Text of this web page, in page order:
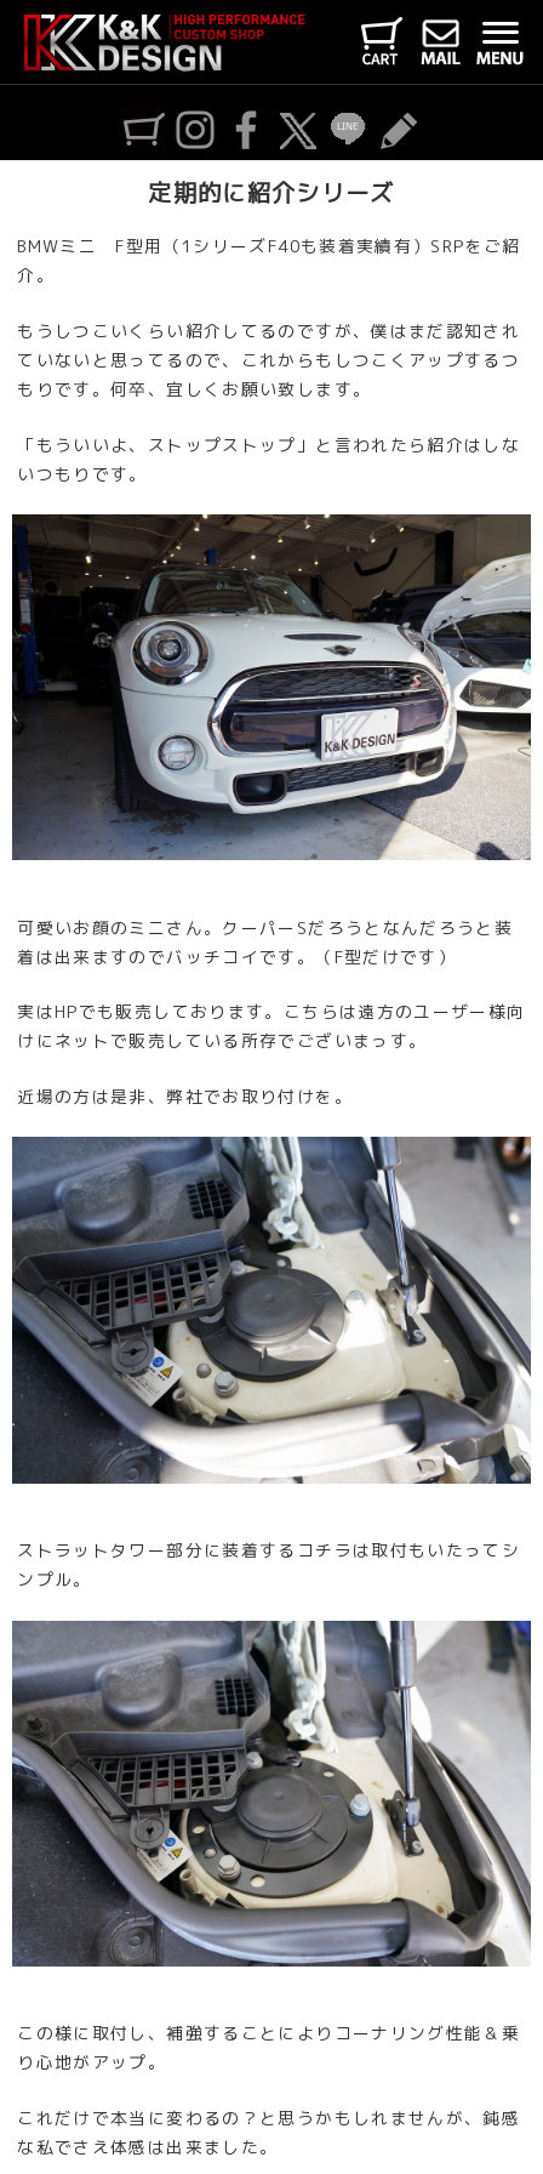
定期的に紹介シリーズ
BMWミニ F型用（1シリーズF40も装着実績有）SRPをご紹
介。
もうしつこいくらい紹介してるのですが、僕はまだ認知され
ていないと思ってるので、これからもしつこくアップするつ
もりです。何卒、宜しくお願い致します。
「もういいよ、ストップストップ」と言われたら紹介はしな
いつもりです。
可愛いお顔のミニさん。クーパーSだろうとなんだろうと装
着は出来ますのでバッチコイです。（F型だけです）
実はHPでも販売しております。こちらは遠方のユーザー様向
けにネットで販売している所存でございまっす。
近場の方は是非、弊社でお取り付けを。
ストラットタワー部分に装着するコチラは取付もいたってシ
ンプル。
この様に取付し、補強することによりコーナリング性能＆乗
り心地がアップ。
これだけで本当に変わるの？と思うかもしれませんが、鈍感
な私でさえ体感は出来ました。